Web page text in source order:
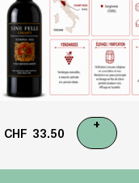
CHF 33.50
+